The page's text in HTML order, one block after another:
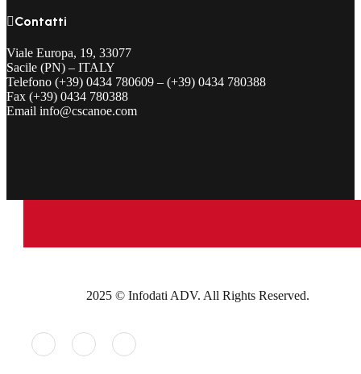
Contatti
Viale Europa, 19, 33077
Sacile (PN) – ITALY
Telefono (+39) 0434 780609 – (+39) 0434 780388
Fax (+39) 0434 780388
Email info@cscanoe.com
2025 © Infodati ADV. All Rights Reserved.